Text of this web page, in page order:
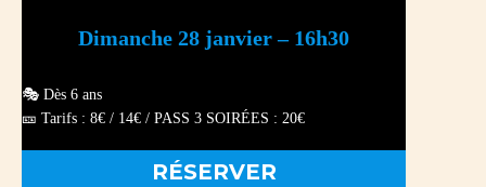
Dimanche 28 janvier – 16h30
🎭 Dès 6 ans
🎫 Tarifs : 8€ / 14€ / PASS 3 SOIRÉES : 20€
RÉSERVER